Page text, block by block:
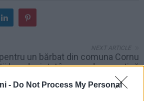
- Do Not Process My Personal
NEXT ARTICLE
un bărbat din comuna Cornu
l-au depistat în zona de carantină
bariera de 1.000 de decese
20 de noi decese anunțate